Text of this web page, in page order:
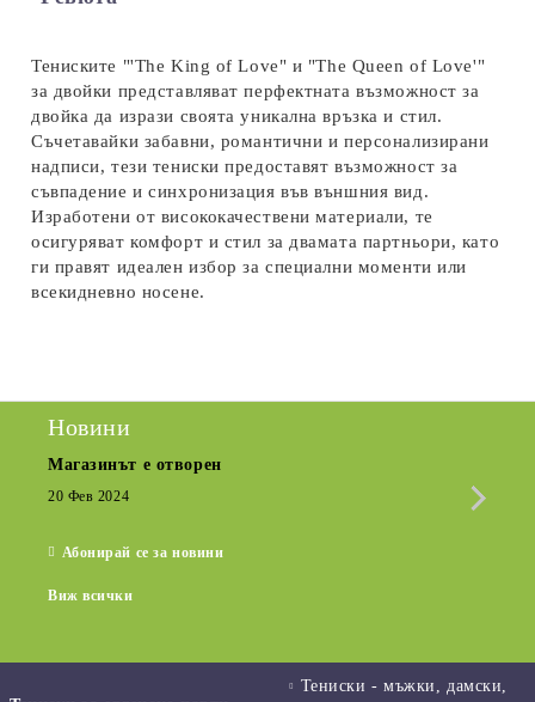
Тениските "'The King of Love" и "The Queen of Love'"
за двойки представляват перфектната възможност за
двойка да изрази своята уникална връзка и стил.
Съчетавайки забавни, романтични и персонализирани
надписи, тези тениски предоставят възможност за
съвпадение и синхронизация във външния вид.
Изработени от висококачествени материали, те
осигуряват комфорт и стил за двамата партньори, като
ги правят идеален избор за специални моменти или
всекидневно носене.
Новини
Магазинът е отворен
20 Фев 2024
Абонирай се за новини
Виж всички
Тениски - мъжки, дамски,